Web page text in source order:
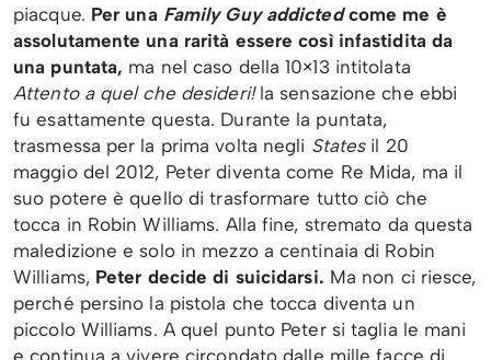
piacque. Per una Family Guy addictedcome me è
assolutamente una rarità essere così infastidita da
una puntata, ma nel caso della 10×13 intitolata
Attento a quel che desideri! la sensazione che ebbi
fu esattamente questa. Durante la puntata,
trasmessa per la prima volta negli States il 20
maggio del 2012, Peter diventa come Re Mida, ma il
suo potere è quello di trasformare tutto ciò che
tocca in Robin Williams. Alla fine, stremato da questa
maledizione e solo in mezzo a centinaia di Robin
Williams, Peter decide di suicidarsi. Ma non ci riesce,
perché persino la pistola che tocca diventa un
piccolo Williams. A quel punto Peter si taglia le mani
e continua a vivere circondato dalle mille facce di